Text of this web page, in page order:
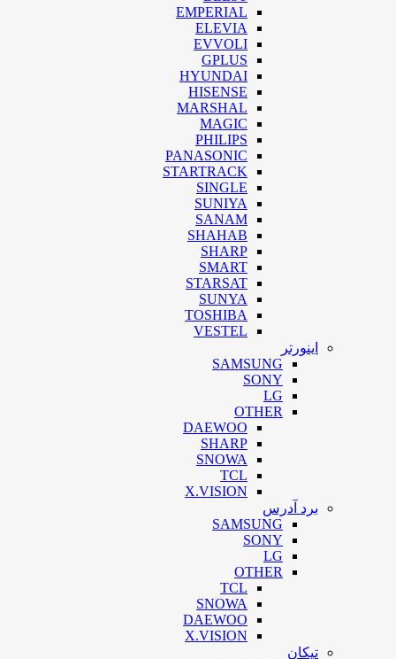
EMPERIAL
ELEVIA
EVVOLI
GPLUS
HYUNDAI
HISENSE
MARSHAL
MAGIC
PHILIPS
PANASONIC
STARTRACK
SINGLE
SUNIYA
SANAM
SHAHAB
SHARP
SMART
STARSAT
SUNYA
TOSHIBA
VESTEL
اینورتر
SAMSUNG
SONY
LG
OTHER
DAEWOO
SHARP
SNOWA
TCL
X.VISION
برد آدرس
SAMSUNG
SONY
LG
OTHER
TCL
SNOWA
DAEWOO
X.VISION
تیکان